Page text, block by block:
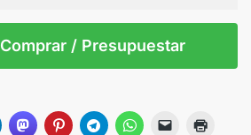
Comprar / Presupuestar